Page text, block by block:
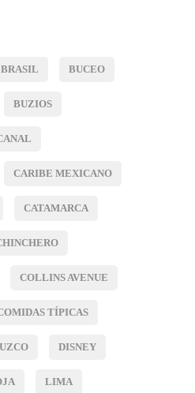
BRASIL BUCEO
BUZIOS
CARIBE MEXICANO
CATAMARCA
COLLINS AVENUE
TÍPICAS
DISNEY
LIMA